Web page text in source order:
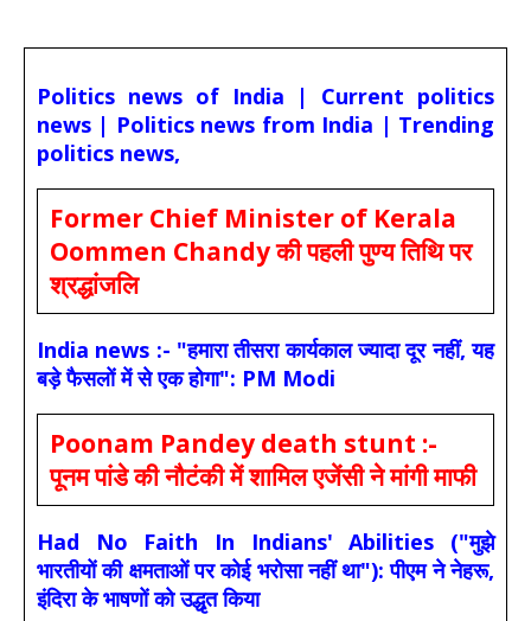
Politics news of India | Current politics
news | Politics news from India | Trending
politics news,
Former Chief Minister of Kerala
Oommen Chandy की पहली पुण्य तिथि पर
श्रद्धांजलि
India news :- "हमारा तीसरा कार्यकाल ज्यादा दूर नहीं, यह
बड़े फैसलों में से एक होगा": PM Modi
Poonam Pandey death stunt :-
पूनम पांडे की नौटंकी में शामिल एजेंसी ने मांगी माफी
Had No Faith In Indians' Abilities ("मुझे
भारतीयों की क्षमताओं पर कोई भरोसा नहीं था"): पीएम ने नेहरू,
इंदिरा के भाषणों को उद्धृत किया